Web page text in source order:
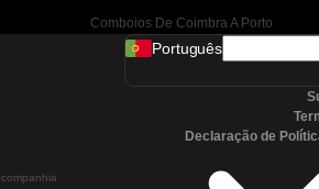
Comboios De Coimbra A Porto
Comboios De Valência A Barcelona
Comboios De Málaga A Barcelona
Comboios De Málaga A Madrid
Português
Declaração de